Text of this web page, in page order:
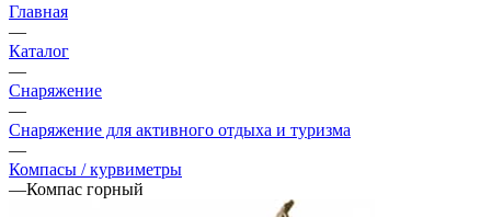
Главная
—
Каталог
—
Снаряжение
—
Снаряжение для активного отдыха и туризма
—
Компасы / курвиметры
—Компас горный